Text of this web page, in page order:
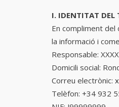
I. IDENTITAT DEL
En compliment del
la informació i
Responsable:
Domicili social:
Correu electrònic:
Telèfon: +34 932